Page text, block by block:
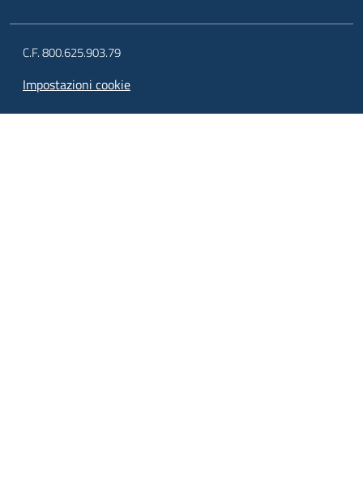
C.F. 800.625.903.79
Impostazioni cookie